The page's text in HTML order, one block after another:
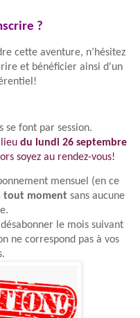
?
cette aventure, n’hésitez
et bénéficier ainsi d'un
se font par session.
du lundi 26 septembre
soyez au rendez-vous!
mensuel (en ce
tout moment sans aucune
le mois suivant
ne correspond pas à vos